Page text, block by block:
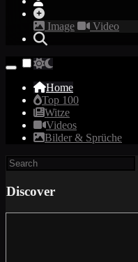
Image Video
Home
Top 100
Witze
Videos
Bilder & Sprüche
Discover